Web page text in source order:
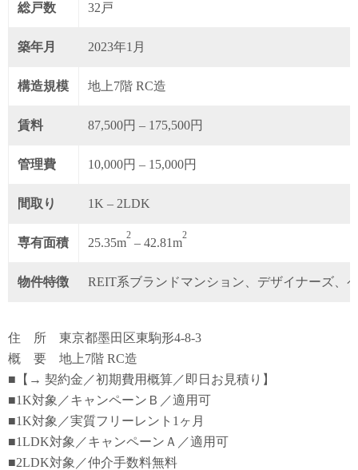
総戸数 32戸
築年月 2023年1月
構造規模 地上7階 RC造
賃料 87,500円 – 175,500円
管理費 10,000円 – 15,000円
間取り 1K – 2LDK
専有面積 25.35m
2
– 42.81m
2
物件特徴 REIT系ブランドマンション、デザイナーズ、
住 所 東京都墨田区東駒形4-8-3
概 要 地上7階 RC造
■【→ 契約金／初期費用概算／即日お見積り】
■1K対象／キャンペーンＢ／適用可
■1K対象／実質フリーレント1ヶ月
■1LDK対象／キャンペーンＡ／適用可
■2LDK対象／仲介手数料無料